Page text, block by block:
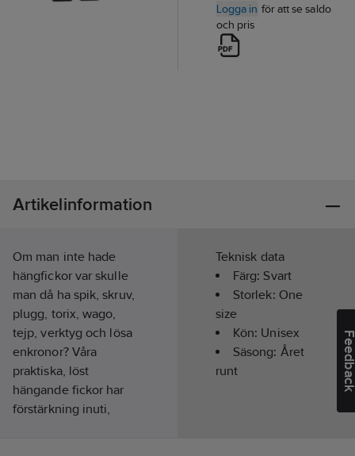
Logga in för att se saldo
och pris
Artikelinformation
Om man inte hade
hängfickor var skulle
man då ha spik, skruv,
plugg, torix, wago,
tejp, verktyg och lösa
enkronor? Våra
praktiska, löst
hängande fickor har
förstärkning inuti,
Teknisk data
Färg:Svart
Storlek: One
size
Kön: Unisex
Säsong: Året
runt